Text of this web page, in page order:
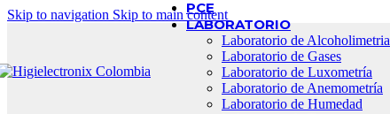
Skip to navigation Skip to main content
PCE
LABORATORIO
Laboratorio de Alcoholimetria
Laboratorio de Gases
Laboratorio de Luxometría
Laboratorio de Anemometría
Laboratorio de Humedad